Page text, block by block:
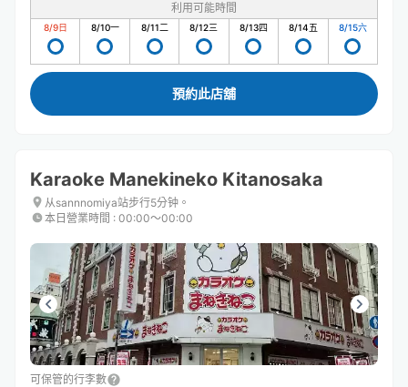
利用可能時間
8/9日 8/10一 8/11二 8/12三 8/13四 8/14五 8/15六
預約此店舖
Karaoke Manekineko Kitanosaka
从sannnomiya站步行5分钟。
本日營業時間 : 00:00〜00:00
可保管的行李數